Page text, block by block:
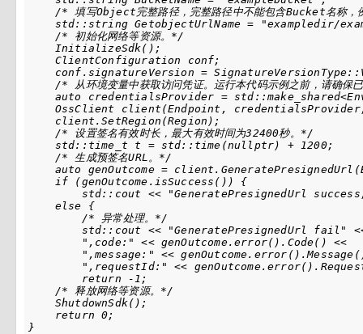
/* 填写Object完整路径，完整路径中不能包含Bucket名
std::string GetobjectUrlName = "exampledir/
    /* 初始化网络等资源。*/
    InitializeSdk();
    ClientConfiguration conf;
conf.signatureVersion =
/* 从环境变量中获取访问凭证。运行本代码示例之前，请
auto credentialsProvider =
OssClient client(Endpoint,
    client.SetRegion(Region);
    /* 设置签名有效时长，最大有效时间为32400秒。*/
    std::time_t t = std::time(nullptr) + 1200;
    /* 生成预签名URL。*/
auto genOutcome =
    if (genOutcome.isSuccess()) {
std::cout << "GeneratePresignedUrl
    else {
        /* 异常处理。*/
std::cout << "GeneratePresignedUrl fail"
        ",code:" << genOutcome.error().Code() <<
",message:" <<
",requestId:" <<
        return -1;
    /* 释放网络等资源。*/
    ShutdownSdk();
    return 0;
}